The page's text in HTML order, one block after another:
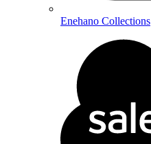
Enehano Collections